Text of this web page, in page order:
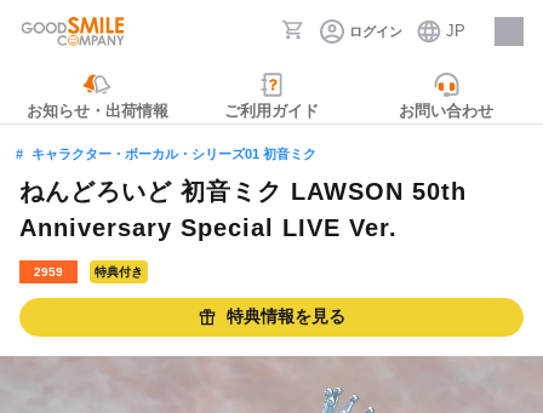
ログイン JP
採用情報
お知らせ・出荷情報 ご利用ガイド お問い合わせ
キャラクター・ボーカル・シリーズ01 初音ミク
ねんどろいど 初音ミク LAWSON 50th
Anniversary Special LIVE Ver.
2959 特典付き
特典情報を見る